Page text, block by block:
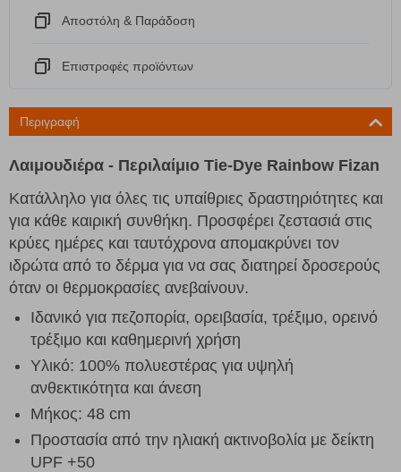
Αποστόλη & Παράδοση
Eπιστροφές προϊόντων
Περιγραφή
Λαιμουδιέρα - Περιλαίμιο Tie-Dye Rainbow Fizan
Κατάλληλο για όλες τις υπαίθριες δραστηριότητες και
για κάθε καιρική συνθήκη. Προσφέρει ζεστασιά στις
κρύες ημέρες και ταυτόχρονα απομακρύνει τον
ιδρώτα από το δέρμα για να σας διατηρεί δροσερούς
όταν οι θερμοκρασίες ανεβαίνουν.
Ιδανικό για πεζοπορία, ορειβασία, τρέξιμο, ορεινό
τρέξιμο και καθημερινή χρήση
Υλικό: 100% πολυεστέρας για υψηλή
ανθεκτικότητα και άνεση
Μήκος: 48 cm
Προστασία από την ηλιακή ακτινοβολία με δείκτη
UPF +50